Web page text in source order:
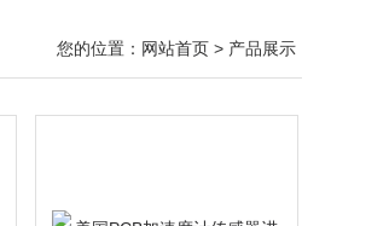
您的位置： 网站首页 > 产品展示